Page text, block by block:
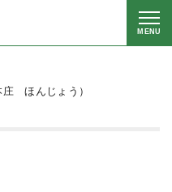
MENU
庄 ほんじょう）